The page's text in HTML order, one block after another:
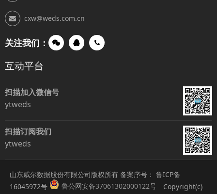
cxw@weds.com.cn
关注我们：
互动平台
扫描加入微信号
ytweds
扫描订阅我们
ytweds
山东威尔数据股份有限公司版权所有 备案序号： 鲁ICP备
16045972号
鲁公网安备37061302000122号 Copyright(c)